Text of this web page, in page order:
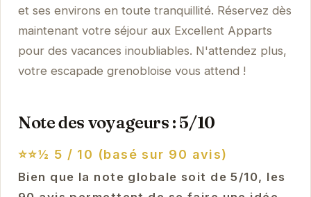
et ses environs en toute tranquillité. Réservez dès
maintenant votre séjour aux Excellent Apparts
pour des vacances inoubliables. N'attendez plus,
votre escapade grenobloise vous attend !
Note des voyageurs : 5/10
⭐⭐½ 5 / 10 (basé sur 90 avis)
Bien que la note globale soit de 5/10, les